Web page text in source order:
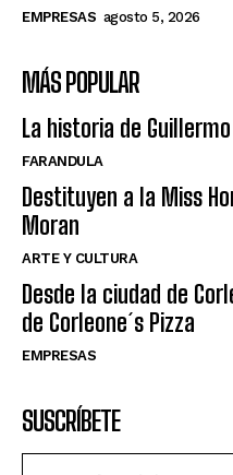
EMPRESAS agosto 5, 2026
MÁS POPULAR
La historia de
FARANDULA
Destituyen a la Miss
Moran
ARTE Y CULTURA
Desde la ciudad de
de Corleone´s Pizza
EMPRESAS
SUSCRÍBETE